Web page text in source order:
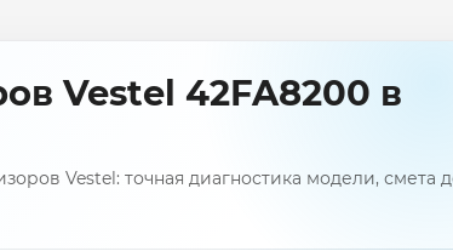
Vestel 42FA8200 в
Vestel: точная диагностика модели, смета